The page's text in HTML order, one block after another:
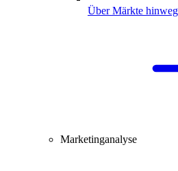
Über Märkte hinweg
Marketinganalyse